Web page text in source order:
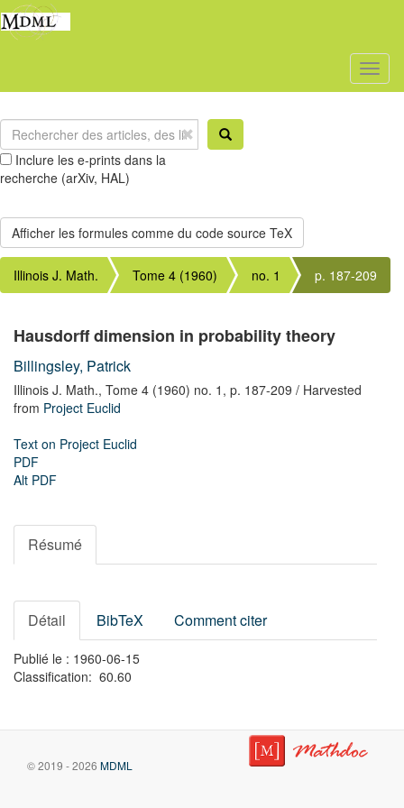
Inclure les e-prints dans la
recherche (arXiv, HAL)
Illinois J. Math. Tome 4 (1960) no. 1 p. 187-209
Hausdorff dimension in probability theory
Billingsley, Patrick
Illinois J. Math., Tome 4 (1960) no. 1, p. 187-209 / Harvested
from Project Euclid
Text on Project Euclid
PDF
Alt PDF
Résumé
Détail BibTeX Comment citer
Publié le : 1960-06-15
Classification: 60.60
© 2019 - 2026 MDML